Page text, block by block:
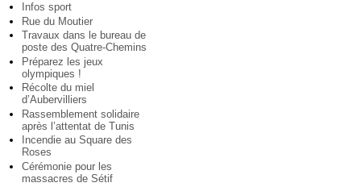
Infos sport
Rue du Moutier
Travaux dans le bureau de
poste des Quatre-Chemins
Préparez les jeux
olympiques !
Récolte du miel
d’Aubervilliers
Rassemblement solidaire
après l’attentat de Tunis
Incendie au Square des
Roses
Cérémonie pour les
massacres de Sétif